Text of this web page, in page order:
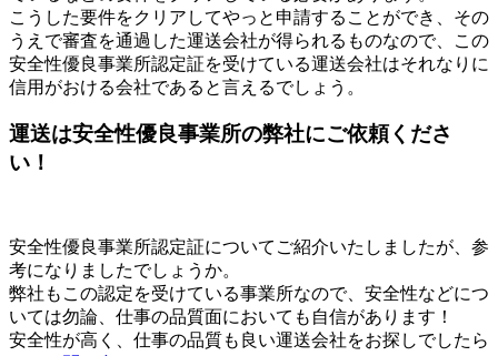
こうした要件をクリアしてやっと申請することができ、その
うえで審査を通過した運送会社が得られるものなので、この
安全性優良事業所認定証を受けている運送会社はそれなりに
信用がおける会社であると言えるでしょう。
運送は安全性優良事業所の弊社にご依頼くださ
い！
安全性優良事業所認定証についてご紹介いたしましたが、参
考になりましたでしょうか。
弊社もこの認定を受けている事業所なので、安全性などにつ
いては勿論、仕事の品質面においても自信があります！
安全性が高く、仕事の品質も良い運送会社をお探しでしたら